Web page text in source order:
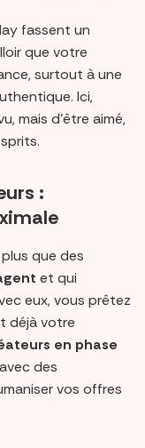
fassent un
que votre
surtout à une
Ici,
mais d’être aimé,
:
que des
et qui
eux, vous prêtez
déjà votre
en phase
des
vos offres